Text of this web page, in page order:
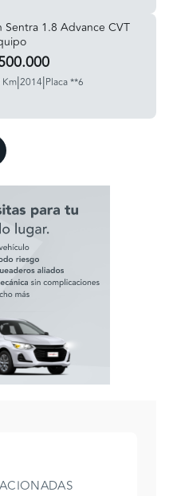
Sentra 1.8 Advance CVT
|2014|Placa **6